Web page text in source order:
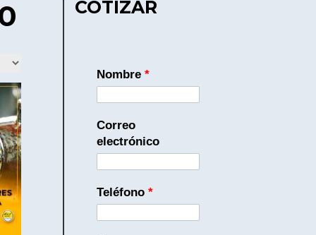
COTIZAR
Nombre*
Correo
electrónico
Teléfono*